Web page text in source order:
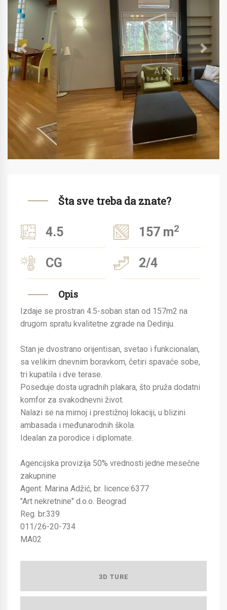
Previous Next
Šta sve treba da znate?
4.5 157 m2
CG 2/4
Opis
Izdaje se prostran 4.5-soban stan od 157m2 na
drugom spratu kvalitetne zgrade na Dedinju.
Stan je dvostrano orijentisan, svetao i funkcionalan,
sa velikim dnevnim boravkom, četiri spavaće sobe,
tri kupatila i dve terase.
Poseduje dosta ugradnih plakara, što pruža dodatni
komfor za svakodnevni život.
Nalazi se na mirnoj i prestižnoj lokaciji, u blizini
ambasada i međunarodnih škola.
Idealan za porodice i diplomate.
Agencijska provizija 50% vrednosti jedne mesečne
zakupnine
Agent: Marina Adžić, br. licence:6377
"Art nekretnine" d.o.o. Beograd
Reg. br.339
011/26-20-734
MA02
3D TURE